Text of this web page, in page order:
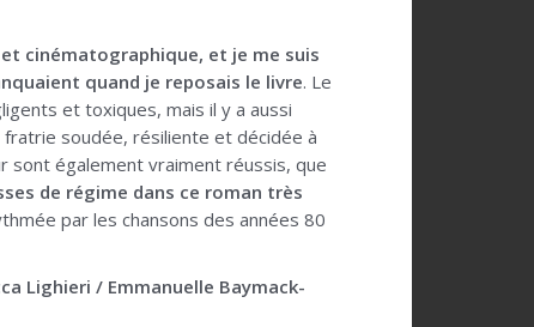
cinématographique, et je me suis
quand je reposais le livre. Le
et toxiques, mais il y a aussi
soudée, résiliente et décidée à
sont également vraiment réussis, que
de régime dans ce roman très
par les chansons des années 80
Lighieri / Emmanuelle Baymack-